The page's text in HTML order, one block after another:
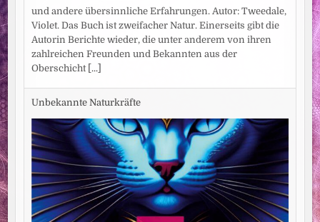
und andere übersinnliche Erfahrungen. Autor: Tweedale,
Violet. Das Buch ist zweifacher Natur. Einerseits gibt die
Autorin Berichte wieder, die unter anderem von ihren
zahlreichen Freunden und Bekannten aus der
Oberschicht [...]
Unbekannte Naturkräfte